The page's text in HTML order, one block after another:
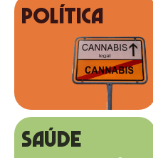
Política
SAÚDE